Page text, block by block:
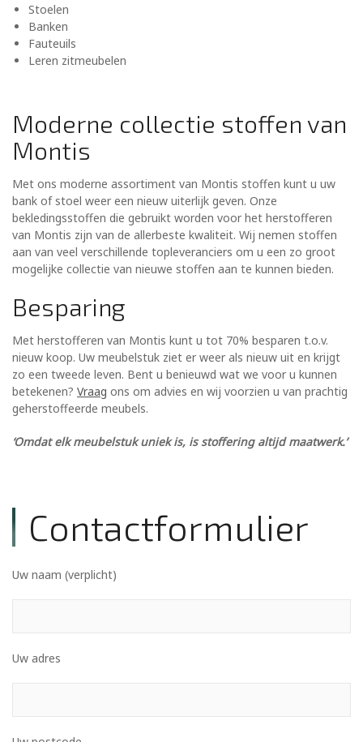
Stoelen
Banken
Fauteuils
Leren zitmeubelen
Moderne collectie stoffen van
Montis
Met ons moderne assortiment van Montis stoffen kunt u uw
bank of stoel weer een nieuw uiterlijk geven. Onze
bekledingsstoffen die gebruikt worden voor het herstofferen
van Montis zijn van de allerbeste kwaliteit. Wij nemen stoffen
aan van veel verschillende topleveranciers om u een zo groot
mogelijke collectie van nieuwe stoffen aan te kunnen bieden.
Besparing
Met herstofferen van Montis kunt u tot 70% besparen t.o.v.
nieuw koop. Uw meubelstuk ziet er weer als nieuw uit en krijgt
zo een tweede leven. Bent u benieuwd wat we voor u kunnen
betekenen? Vraag ons om advies en wij voorzien u van prachtig
geherstoffeerde meubels.
‘Omdat elk meubelstuk uniek is, is stoffering altijd maatwerk.’
Contactformulier
Uw naam (verplicht)
Uw adres